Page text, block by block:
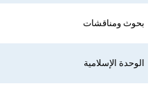
بحوث ومناقشات
الوحدة الإسلامية